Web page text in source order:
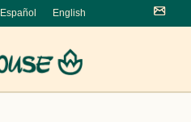
Español English